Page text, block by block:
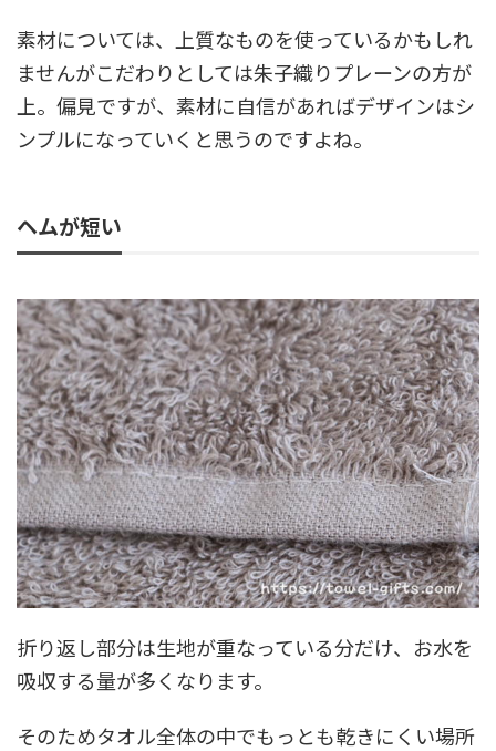
素材については、上質なものを使っているかもしれ
ませんがこだわりとしては朱子織りプレーンの方が
上。偏見ですが、素材に自信があればデザインはシ
ンプルになっていくと思うのですよね。
ヘムが短い
折り返し部分は生地が重なっている分だけ、お水を
吸収する量が多くなります。
そのためタオル全体の中でもっとも乾きにくい場所